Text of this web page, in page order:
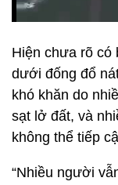
Hiện chưa rõ có
dưới đống đổ
khó khăn do
sạt lở đất, và
không thể tiếp
“Nhiều người